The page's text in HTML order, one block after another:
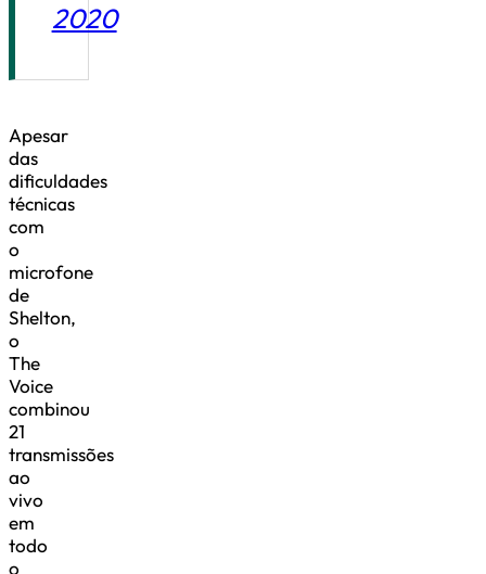
2020
Apesar
das
dificuldades
técnicas
com
o
microfone
de
Shelton,
o
The
Voice
combinou
21
transmissões
ao
vivo
em
todo
o